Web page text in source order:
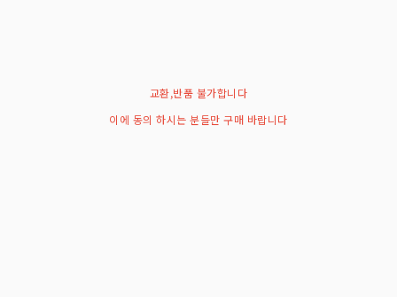
교환,반품 불가합니다
이에 동의 하시는 분들만 구매 바랍니다